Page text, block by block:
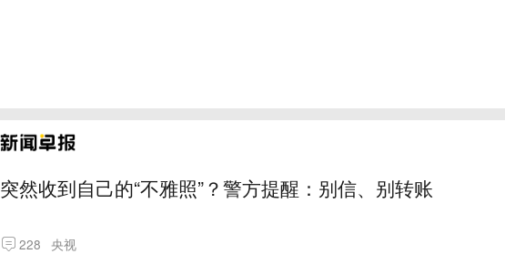
突然收到自己的“不雅照”？警方提醒：别信、别转账
228 央视